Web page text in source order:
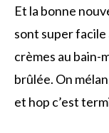
Et la bonne
sont super facile
crèmes au bain-
brûlée. On
et hop c’est